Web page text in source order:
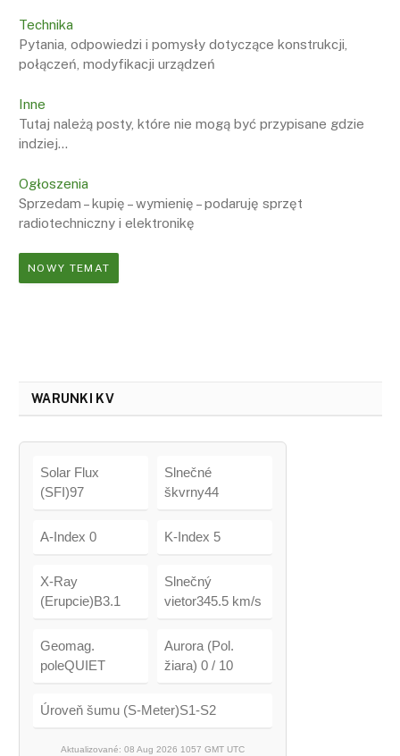
Technika
Pytania, odpowiedzi i pomysły dotyczące konstrukcji,
połączeń, modyfikacji urządzeń
Inne
Tutaj należą posty, które nie mogą być przypisane gdzie
indziej...
Ogłoszenia
Sprzedam – kupię – wymienię – podaruję sprzęt
radiotechniczny i elektronikę
NOWY TEMAT
WARUNKI KV
Solar Flux
(SFI)97
Slnečné
škvrny44
A-Index 0 K-Index 5
X-Ray
(Erupcie)B3.1
Slnečný
vietor345.5 km/s
Geomag.
poleQUIET
Aurora (Pol.
žiara) 0 / 10
Úroveň šumu (S-Meter)S1-S2
Aktualizované: 08 Aug 2026 1057 GMT UTC